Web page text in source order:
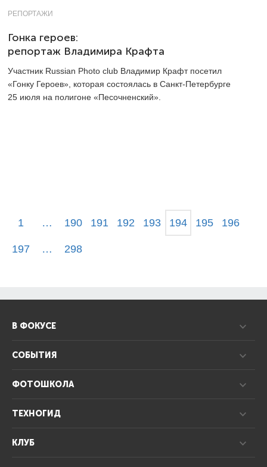
РЕПОРТАЖИ
Гонка героев:
репортаж Владимира Крафта
Участник Russian Photo club Владимир Крафт посетил
«Гонку Героев», которая состоялась в Санкт-Петербурге
25 июля на полигоне «Песочненский».
1 … 190 191 192 193 194 195 196
197 … 298
В ФОКУСЕ
СОБЫТИЯ
ФОТОШКОЛА
ТЕХНОГИД
КЛУБ